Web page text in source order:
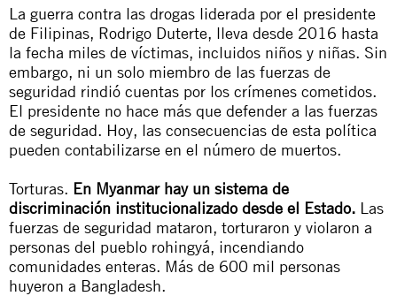
La guerra contra las drogas liderada por el presidente
de Filipinas, Rodrigo Duterte, lleva desde 2016 hasta
la fecha miles de víctimas, incluidos niños y niñas. Sin
embargo, ni un solo miembro de las fuerzas de
seguridad rindió cuentas por los crímenes cometidos.
El presidente no hace más que defender a las fuerzas
de seguridad. Hoy, las consecuencias de esta política
pueden contabilizarse en el número de muertos.
Torturas. En Myanmar hay un sistema de
discriminación institucionalizado desde el Estado. Las
fuerzas de seguridad mataron, torturaron y violaron a
personas del pueblo rohingyá, incendiando
comunidades enteras. Más de 600 mil personas
huyeron a Bangladesh.